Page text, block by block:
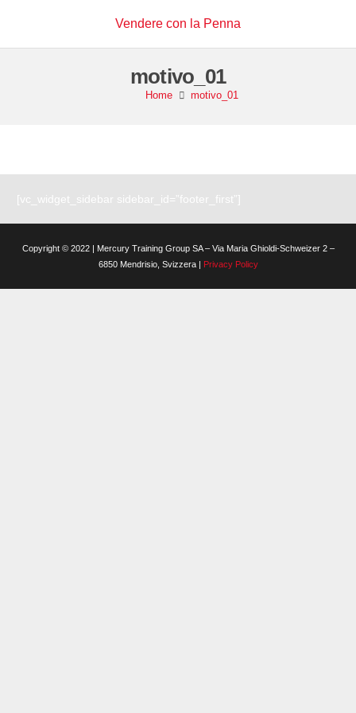
Vendere con la Penna
motivo_01
Home motivo_01
[vc_widget_sidebar sidebar_id=”footer_first”]
Copyright © 2022 | Mercury Training Group SA – Via Maria Ghioldi-Schweizer 2 –
6850 Mendrisio, Svizzera | Privacy Policy